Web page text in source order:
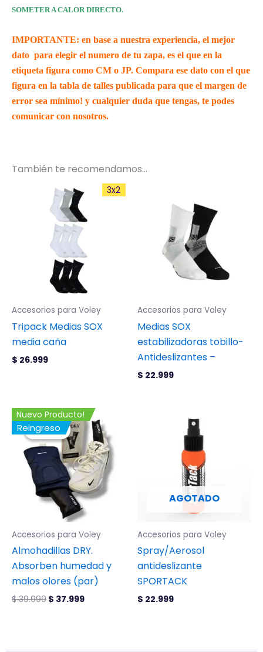
SOMETER A CALOR DIRECTO.
IMPORTANTE: en base a nuestra experiencia, el mejor
dato para elegir el numero de tu zapa, es el que en la
etiqueta figura como CM o JP. Compara ese dato con el que
figura en la tabla de talles publicada para que el margen de
error sea mínimo! y cualquier duda que tengas, te podes
comunicar con nosotros.
También te recomendamos…
3x2
Accesorios para Voley
Tripack Medias SOX
media caña
$ 26.999
producto
múltiples
variantes.
opciones
pueden
elegir
en
la
Accesorios para Voley
Medias SOX
estabilizadoras tobillo-
Antideslizantes –
$ 22.999
producto
múltiples
variantes.
pueden
elegir
en
la
página
¡Oferta!
Nuevo Producto!
Reingreso
¡Oferta!
Accesorios para Voley
Almohadillas DRY.
Absorben humedad y
malos olores (par)
$39.999
El
precio
original
era:
$ 39.999.
$ 37.999
precio
actual
es:
$ 37.999.
AGOTADO
Accesorios para Voley
Spray/Aerosol
antideslizante
SPORTACK
$ 22.999